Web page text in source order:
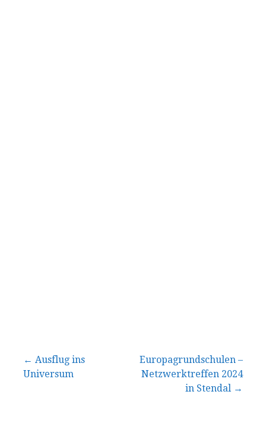
Beitragsnavigation
← Ausflug ins
Universum
Europagrundschulen –
Netzwerktreffen 2024
in Stendal →